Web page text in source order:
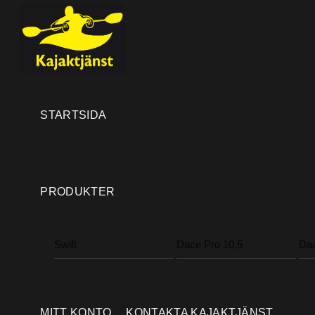
STARTSIDA
PRODUKTER
MITT KONTO KONTAKTA KAJAKTJÄNST